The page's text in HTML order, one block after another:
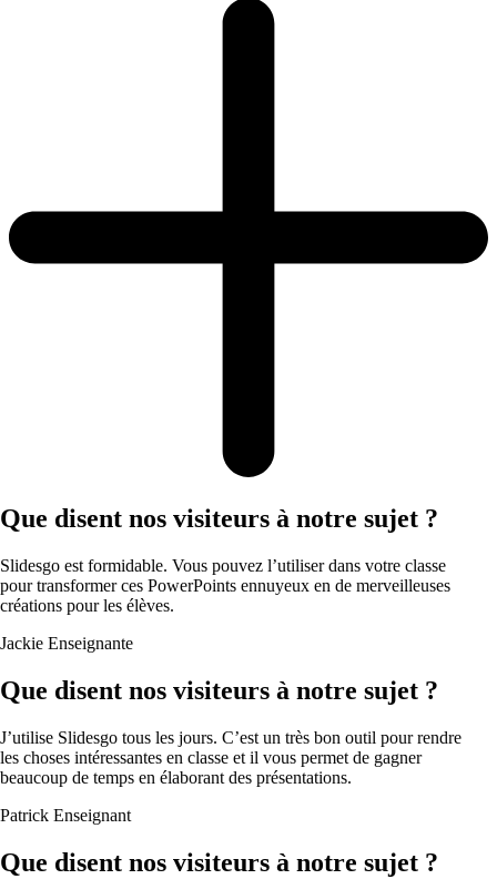
Que disent nos visiteurs à notre sujet ?
Slidesgo est formidable. Vous pouvez l’utiliser dans votre classe
pour transformer ces PowerPoints ennuyeux en de merveilleuses
créations pour les élèves.
Jackie Enseignante
Que disent nos visiteurs à notre sujet ?
J’utilise Slidesgo tous les jours. C’est un très bon outil pour rendre
les choses intéressantes en classe et il vous permet de gagner
beaucoup de temps en élaborant des présentations.
Patrick Enseignant
Que disent nos visiteurs à notre sujet ?